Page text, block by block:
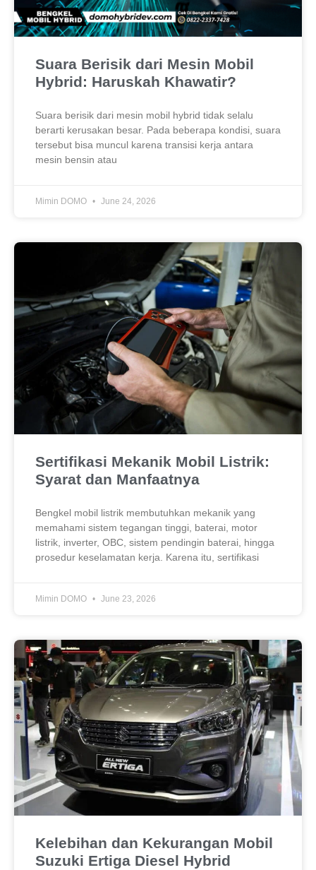
Suara Berisik dari Mesin Mobil
Hybrid: Haruskah Khawatir?
Suara berisik dari mesin mobil hybrid tidak selalu
berarti kerusakan besar. Pada beberapa kondisi, suara
tersebut bisa muncul karena transisi kerja antara
mesin bensin atau
Mimin DOMO June 24, 2026
Sertifikasi Mekanik Mobil Listrik:
Syarat dan Manfaatnya
Bengkel mobil listrik membutuhkan mekanik yang
memahami sistem tegangan tinggi, baterai, motor
listrik, inverter, OBC, sistem pendingin baterai, hingga
prosedur keselamatan kerja. Karena itu, sertifikasi
Mimin DOMO June 23, 2026
Kelebihan dan Kekurangan Mobil
Suzuki Ertiga Diesel Hybrid